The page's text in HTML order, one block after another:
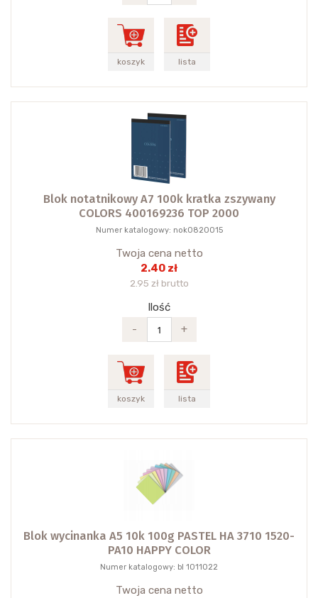
koszyk lista
Blok notatnikowy A7 100k kratka zszywany
COLORS 400169236 TOP 2000
Numer katalogowy: nok0820015
Twoja cena netto
2.40 zł
2.95 zł brutto
Ilość
-
+
koszyk lista
Blok wycinanka A5 10k 100g PASTEL HA 3710 1520-
PA10 HAPPY COLOR
Numer katalogowy: bl 1011022
Twoja cena netto